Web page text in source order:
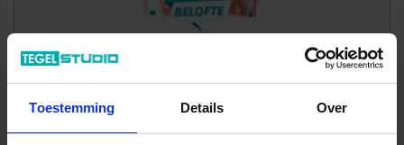
Toestemming Details Over
Of een monster bestellen?